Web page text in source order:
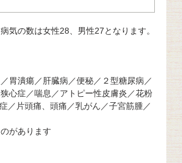
気の数は女性28、男性27となります。
胃潰瘍／肝臓病／便秘／２型糖尿病／
心症／喘息／アトピー性皮膚炎／花粉
／片頭痛、頭痛／乳がん／子宮筋腫／
があります